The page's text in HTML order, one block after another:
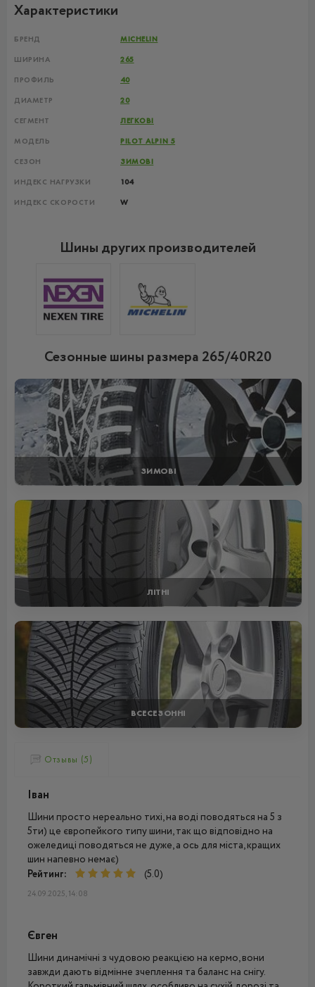
Характеристики
БРЕНД MICHELIN
ШИРИНА 265
ПРОФИЛЬ 40
ДИАМЕТР 20
СЕГМЕНТ ЛЕГКОВІ
МОДЕЛЬ PILOT ALPIN 5
СЕЗОН ЗИМОВІ
ИНДЕКС НАГРУЗКИ 104
ИНДЕКС СКОРОСТИ W
Шины других производителей
Сезонные шины размера 265/40R20
ЗИМОВІ
ЛІТНІ
ВСЕСЕЗОННІ
Отзывы (5)
Іван
Шини просто нереально тихі, на воді поводяться на 5 з
5ти) це європейкого типу шини, так що відповідно на
ожеледиці поводяться не дуже, а ось для міста, кращих
шин напевно немає)
Рейтинг:
(5.0)
24.09.2025, 14:08
Євген
Шини динамічні з чудовою реакцією на кермо, вони
завжди дають відмінне зчеплення та баланс на снігу.